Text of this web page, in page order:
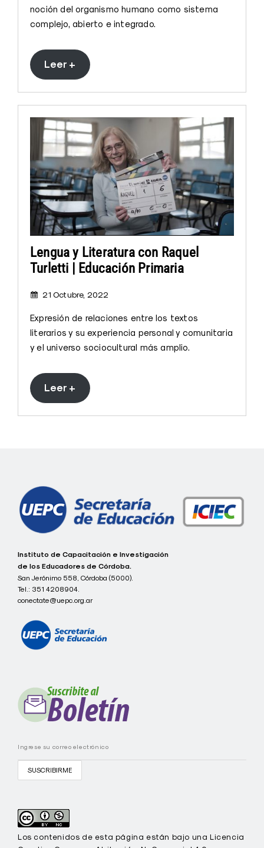
noción del organismo humano como sistema
complejo, abierto e integrado.
Leer +
Lengua y Literatura con Raquel
Turletti | Educación Primaria
21 Octubre, 2022
Expresión de relaciones entre los textos
literarios y su experiencia personal y comunitaria
y el universo sociocultural más amplio.
Leer +
c
o
n
e
c
t
e
C
U
P
Instituto de Capacitación e Investigación
de los Educadores de Córdoba.
San Jerónimo 558, Córdoba (5000).
Tel.: 351 4208904.
conectate@uepc.org.ar
Los contenidos de esta página están bajo una Licencia